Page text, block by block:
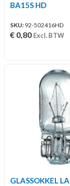
BA15S HD
SKU: 92-502416HD
€ 0,80 Excl. BTW
GLASSOKKEL